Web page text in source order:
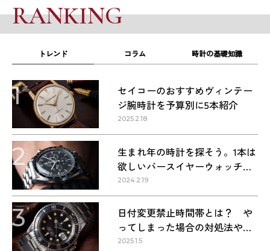
RANKING
トレンド コラム 時計の基礎知識
1
セイコーのおすすめヴィンテー
ジ腕時計を予算別に5本紹介
2025.2.18
2
生まれ年の時計を探そう。1本は
欲しいバースイヤーウォッチ・
1960〜1990年代の名作9本
2024.2.19
3
日付変更禁止時間帯とは？ や
ってしまった場合の対処法や正
しい方法
2025.1.5